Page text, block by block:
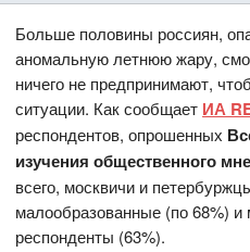
Больше половины россиян,
аномальную летнюю жару,
ничего не предпринимают,
ситуации. Как сообщает ИА
респондентов, опрошенных
изучения общественного
всего, москвичи и
малообразованные (по 68%)
респонденты (63%).